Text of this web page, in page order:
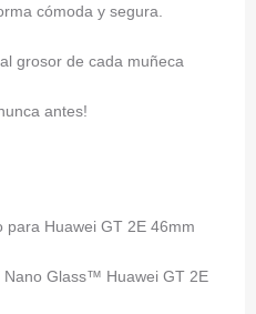
cómoda y segura.
grosor de cada muñeca
antes!
para Huawei GT 2E 46mm
Nano Glass™ Huawei GT 2E